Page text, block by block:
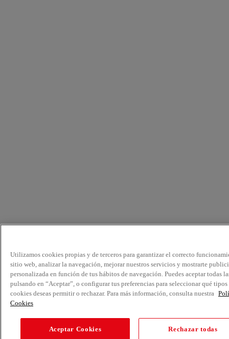
Utilizamos cookies propias y de terceros para garantizar el correcto
sitio web, analizar la navegación, mejorar nuestros servicios y mostrarte
personalizada en función de tus hábitos de navegación. Puedes aceptar todas
pulsando en “Aceptar”, o configurar tus preferencias para seleccionar qué tipos
cookies deseas permitir o rechazar. Para más información, consulta nuestra
Cookies
Aceptar Cookies Rechazar todas